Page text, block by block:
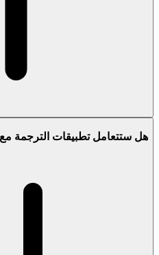
هل ستتعامل تطبيقات الترجمة مع